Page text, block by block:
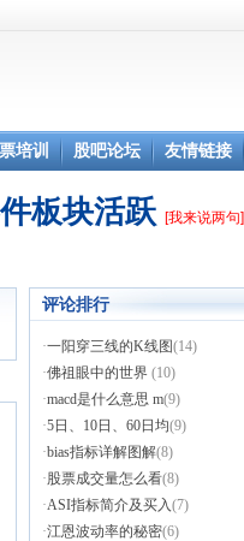
培训 股吧论坛 友情链接
板块活跃 [我来说两句]
评论排行
·一阳穿三线的K线图(14)
·佛祖眼中的世界 (10)
·macd是什么意思 m(9)
·5日、10日、60日均(9)
·bias指标详解图解(8)
·股票成交量怎么看(8)
·ASI指标简介及买入(7)
·江恩波动率的秘密(6)